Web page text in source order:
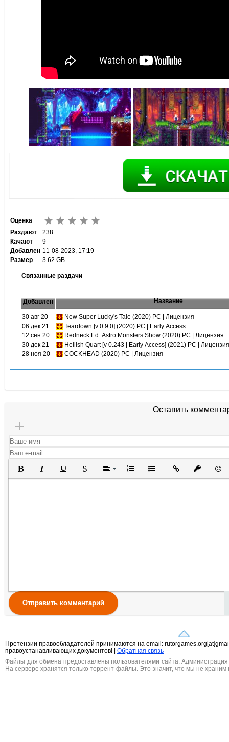
Оценка
Раздают
238
Качают
9
Добавлен 11-08-2023, 17:19
Размер
3.62 GB
Связанные раздачи
Добавлен Название
30 авг 20
New Super Lucky's Tale (2020) PC | Лицензия
06 дек 21
Teardown [v 0.9.0] (2020) PC | Early Access
12 сен 20
Redneck Ed: Astro Monsters Show (2020) PC | Лицензия
30 дек 21
Hellish Quart [v 0.243 | Early Access] (2021) PC | Лицензия
28 ноя 20
COCKHEAD (2020) PC | Лицензия
Оставить
Полужирный
КурсивПодчеркнутый
ЗачеркнутыйВыравнивание
Нумерованный список
Маркированный список
Вставить ссылку
Вставить
Отправить комментарий
Претензии правообладателей принимаются на email:
правоустанавливающих документов! |
Обратная связь
Файлы для обмена предоставлены пользователями сайта. Администрация
На сервере хранятся только торрент-файлы. Это значит, что мы не